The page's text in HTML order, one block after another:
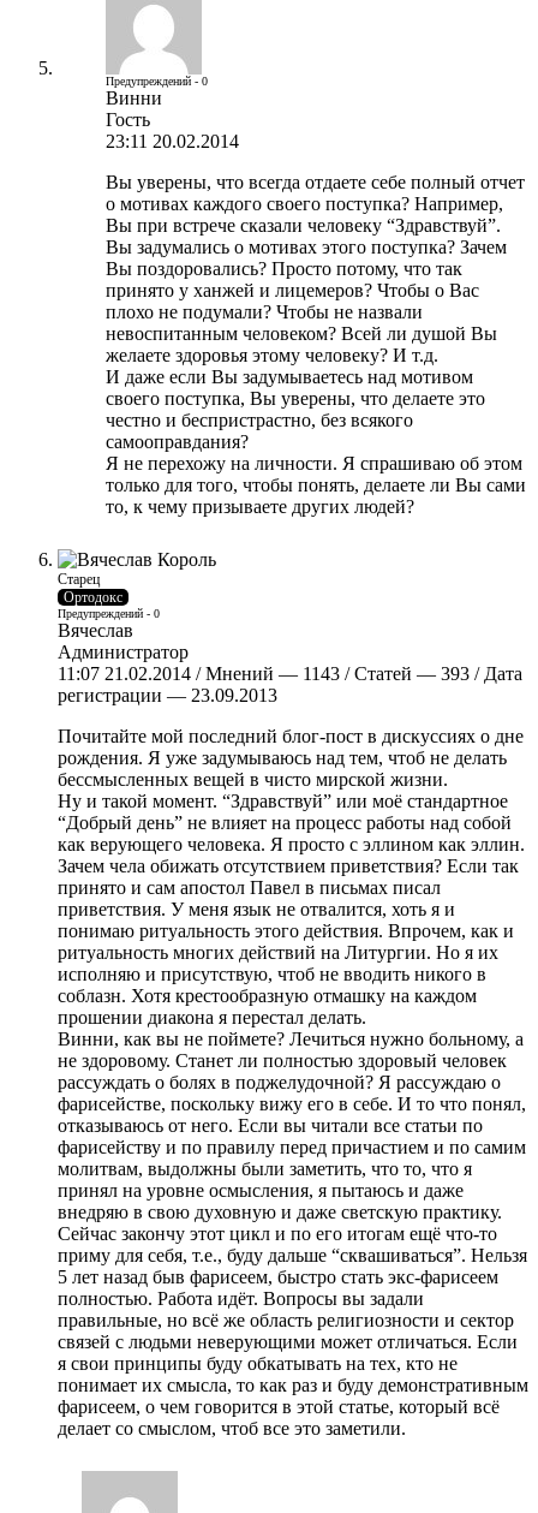
Предупреждений - 0
Винни
Гость
23:11 20.02.2014
Вы уверены, что всегда отдаете себе полный отчет
о мотивах каждого своего поступка? Например,
Вы при встрече сказали человеку “Здравствуй”.
Вы задумались о мотивах этого поступка? Зачем
Вы поздоровались? Просто потому, что так
принято у ханжей и лицемеров? Чтобы о Вас
плохо не подумали? Чтобы не назвали
невоспитанным человеком? Всей ли душой Вы
желаете здоровья этому человеку? И т.д.
И даже если Вы задумываетесь над мотивом
своего поступка, Вы уверены, что делаете это
честно и беспристрастно, без всякого
самооправдания?
Я не перехожу на личности. Я спрашиваю об этом
только для того, чтобы понять, делаете ли Вы сами
то, к чему призываете других людей?
Старец
Ортодокс
Предупреждений - 0
Вячеслав
Администратор
11:07 21.02.2014 / Мнений — 1143 / Статей — 393 / Дата
регистрации — 23.09.2013
Почитайте мой последний блог-пост в дискуссиях о дне
рождения. Я уже задумываюсь над тем, чтоб не делать
бессмысленных вещей в чисто мирской жизни.
Ну и такой момент. “Здравствуй” или моё стандартное
“Добрый день” не влияет на процесс работы над собой
как верующего человека. Я просто с эллином как эллин.
Зачем чела обижать отсутствием приветствия? Если так
принято и сам апостол Павел в письмах писал
приветствия. У меня язык не отвалится, хоть я и
понимаю ритуальность этого действия. Впрочем, как и
ритуальность многих действий на Литургии. Но я их
исполняю и присутствую, чтоб не вводить никого в
соблазн. Хотя крестообразную отмашку на каждом
прошении диакона я перестал делать.
Винни, как вы не поймете? Лечиться нужно больному, а
не здоровому. Станет ли полностью здоровый человек
рассуждать о болях в поджелудочной? Я рассуждаю о
фарисействе, поскольку вижу его в себе. И то что понял,
отказываюсь от него. Если вы читали все статьи по
фарисейству и по правилу перед причастием и по самим
молитвам, выдолжны были заметить, что то, что я
принял на уровне осмысления, я пытаюсь и даже
внедряю в свою духовную и даже светскую практику.
Сейчас закончу этот цикл и по его итогам ещё что-то
приму для себя, т.е., буду дальше “сквашиваться”. Нельзя
5 лет назад быв фарисеем, быстро стать экс-фарисеем
полностью. Работа идёт. Вопросы вы задали
правильные, но всё же область религиозности и сектор
связей с людьми неверующими может отличаться. Если
я свои принципы буду обкатывать на тех, кто не
понимает их смысла, то как раз и буду демонстративным
фарисеем, о чем говорится в этой статье, который всё
делает со смыслом, чтоб все это заметили.